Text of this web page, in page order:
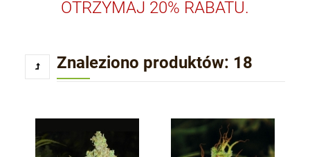
OTRZYMAJ 20% RABATU.
Znaleziono produktów: 18